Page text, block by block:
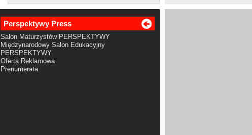
Perspektywy Press
Salon Maturzystów PERSPEKTYWY
Międzynarodowy Salon Edukacyjny
PERSPEKTYWY
Oferta Reklamowa
Prenumerata